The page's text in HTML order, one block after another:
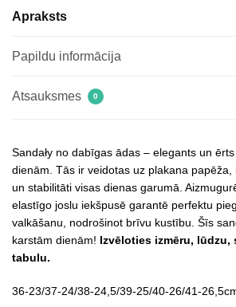
Apraksts
Papildu informācija
Atsauksmes 0
Sandały no dabīgas ādas – elegants un
dienām. Tās ir veidotas uz plakana
un stabilitāti visas dienas garumā.
elastīgo joslu iekšpusē garantē perfektu
valkāšanu, nodrošinot brīvu kustību. Šīs
karstām dienām! Izvēloties izmēru, lūdzu,
tabulu.
36-23/37-24/38-24,5/39-25/40-26/41-